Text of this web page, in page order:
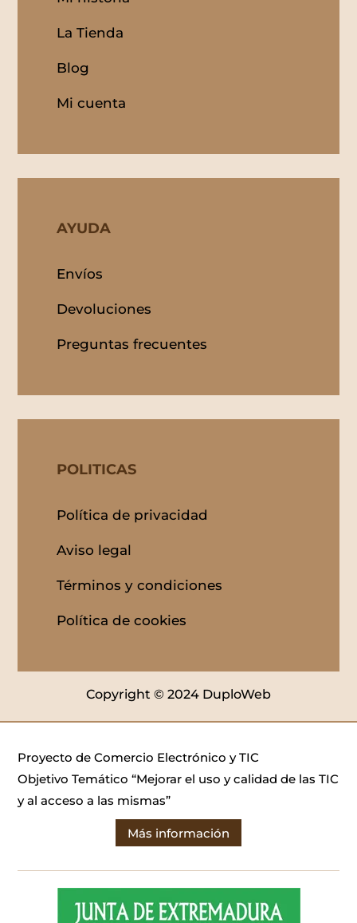
La Tienda
Blog
Mi cuenta
AYUDA
Envíos
Devoluciones
Preguntas frecuentes
POLITICAS
Política de privacidad
Aviso legal
Términos y condiciones
Política de cookies
Copyright © 2024 DuploWeb
Proyecto de Comercio Electrónico y TIC
Objetivo Temático “Mejorar el uso y calidad de las TIC
y al acceso a las mismas”
Más información